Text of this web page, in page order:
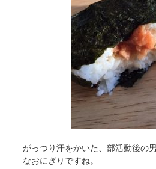
がっつり汗をかいた、部活動後の
なおにぎりですね。